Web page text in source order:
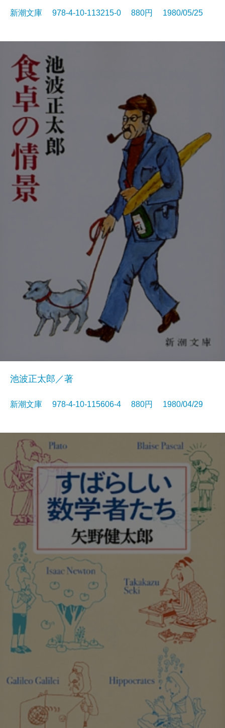
新潮文庫 978-4-10-113215-0 880円 1980/05/25
池波正太郎／著
新潮文庫 978-4-10-115606-4 880円 1980/04/29